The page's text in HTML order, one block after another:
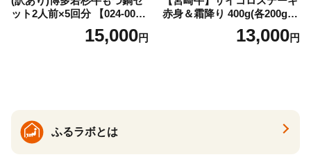
ット2人前×5回分 【024-002
15,000円
赤身＆霜降り 400g(各200g×
１P 計2P) 真空パック 冷凍
13,000円
ふるラボとは